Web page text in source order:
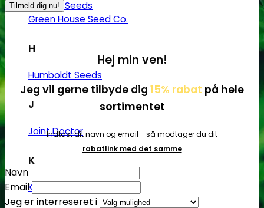
Genetik Seeds
Green House Seed Co.
H
Humboldt Seeds
J
Joint Doctor
K
Kannabia
Hej min ven!
Jeg vil gerne tilbyde dig 15% rabat på hele
sortimentet
Indtast dit navn og email - så modtager du dit
rabatlink med det samme
Navn
Email
Jeg er interreseret i